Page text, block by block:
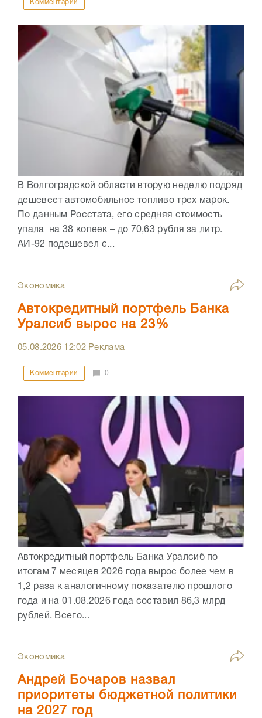
Комментарии
В Волгоградской области вторую неделю подряд
дешевеет автомобильное топливо трех марок.
По данным Росстата, его средняя стоимость
упала на 38 копеек – до 70,63 рубля за литр.
АИ-92 подешевел с...
Экономика
Автокредитный портфель Банка
Уралсиб вырос на 23%
05.08.2026 12:02Реклама
Комментарии 0
Автокредитный портфель Банка Уралсиб по
итогам 7 месяцев 2026 года вырос более чем в
1,2 раза к аналогичному показателю прошлого
года и на 01.08.2026 года составил 86,3 млрд
рублей. Всего...
Экономика
Андрей Бочаров назвал
приоритеты бюджетной политики
на 2027 год